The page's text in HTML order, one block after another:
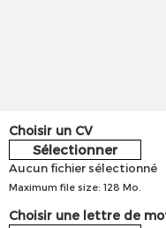
Choisir un CV
Sélectionner
Aucun fichier sélectionné
Maximum file size: 128 Mo.
Choisir une lettre de